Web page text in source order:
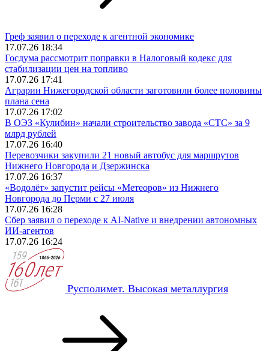
Греф заявил о переходе к агентной экономике
17.07.26 18:34
Госдума рассмотрит поправки в Налоговый кодекс для
стабилизации цен на топливо
17.07.26 17:41
Аграрии Нижегородской области заготовили более половины
плана сена
17.07.26 17:02
В ОЭЗ «Кулибин» начали строительство завода «СТС» за 9
млрд рублей
17.07.26 16:40
Перевозчики закупили 21 новый автобус для маршрутов
Нижнего Новгорода и Дзержинска
17.07.26 16:37
«Водолёт» запустит рейсы «Метеоров» из Нижнего
Новгорода до Перми с 27 июля
17.07.26 16:28
Сбер заявил о переходе к AI-Native и внедрении автономных
ИИ-агентов
17.07.26 16:24
Русполимет. Высокая металлургия